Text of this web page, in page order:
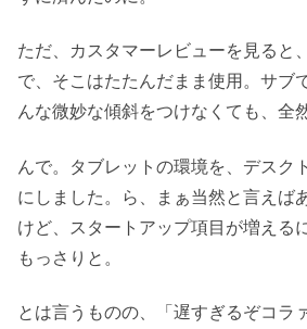
ただ、カスタマーレビューを見ると
で、そこはたたんだまま使用。サブ
んな微妙な傾斜をつけなくても、全
んで。タブレットの環境を、デスク
にしました。ら、まぁ当然と言えば
けど、スタートアップ項目が増える
もっさりと。
とは言うものの、「遅すぎるぞコラ